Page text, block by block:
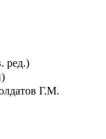
ред.)
Г.М.